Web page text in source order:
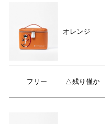
オレンジ
フリー △残り僅か